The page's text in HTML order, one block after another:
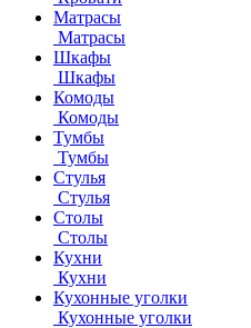
Матрасы
Матрасы
Шкафы
Шкафы
Комоды
Комоды
Тумбы
Тумбы
Стулья
Стулья
Столы
Столы
Кухни
Кухни
Кухонные уголки
Кухонные уголки